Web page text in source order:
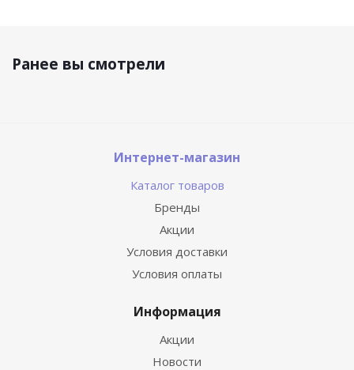
Ранее вы смотрели
Интернет-магазин
Каталог товаров
Бренды
Акции
Условия доставки
Условия оплаты
Информация
Акции
Новости